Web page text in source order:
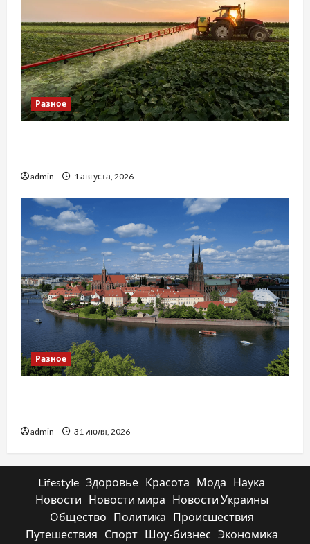
Разное
admin 1 августа, 2026
Разное
admin 31 июля, 2026
Lifestyle Здоровье Красота Мода
Наука
Новости
Новости мира
Новости Украины
Общество
Политика
Происшествия
Путешествия
Спорт Шоу-бизнес Экономика